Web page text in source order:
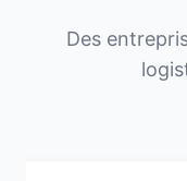
Des